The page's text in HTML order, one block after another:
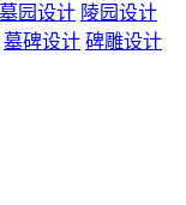
墓园设计 陵园设计
墓碑设计 碑雕设计